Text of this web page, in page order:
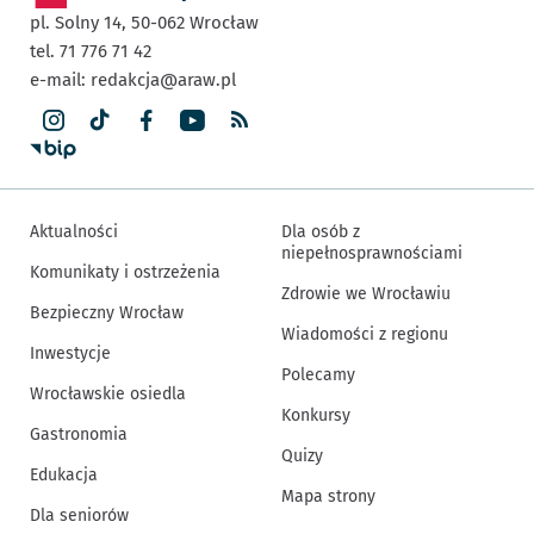
pl. Solny 14, 50-062 Wrocław
tel. 71 776 71 42
e-mail: redakcja@araw.pl
Aktualności
Komunikaty i ostrzeżenia
Bezpieczny Wrocław
Inwestycje
Wrocławskie osiedla
Gastronomia
Edukacja
Dla seniorów
Dla osób z
niepełnosprawnościami
Zdrowie we Wrocławiu
Wiadomości z regionu
Polecamy
Konkursy
Quizy
Mapa strony